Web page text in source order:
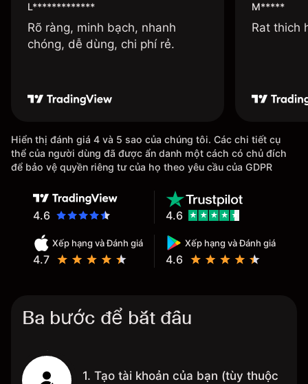
L*************
Rõ ràng, minh bạch, nhanh
chóng, dễ dùng, chi phí rẻ.
M*****
Rat thich
Hiển thị đánh giá 4 và 5 sao của chúng tôi. Các chi tiết cụ
thể của người dùng đã được ẩn danh một cách có chủ đích
để bảo vệ quyền riêng tư của họ theo yêu cầu của GDPR
4.6
Xếp hạng và Đánh giá
4.7
Xếp hạng và Đánh giá
4.6
4.6
Ba bước để bắt đầu
1. Tạo tài khoản của bạn (tùy thuộc